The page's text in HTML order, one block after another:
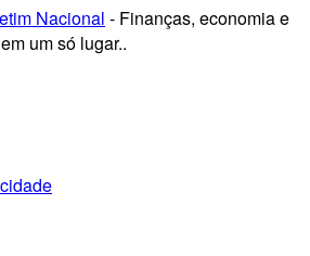
Nacional - Finanças, economia e
um só lugar..